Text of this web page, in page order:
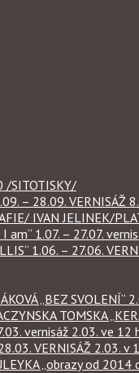
/SITOTISKY/
– 28.09. VERNISÁŽ
IVAN JELINEK/
am“ 1.07. – 27.07.
1.06. – 27.06.
„BEZ SVOLENÍ“
TOMSKA
vernisáž 2.03. ve 12
VERNISÁŽ 2.03. v
„obrazy od